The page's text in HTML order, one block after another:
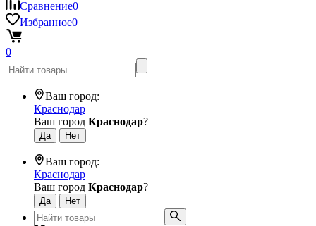
Сравнение0
Избранное0
0
Ваш город:
Краснодар
Ваш город Краснодар?
Ваш город:
Краснодар
Ваш город Краснодар?